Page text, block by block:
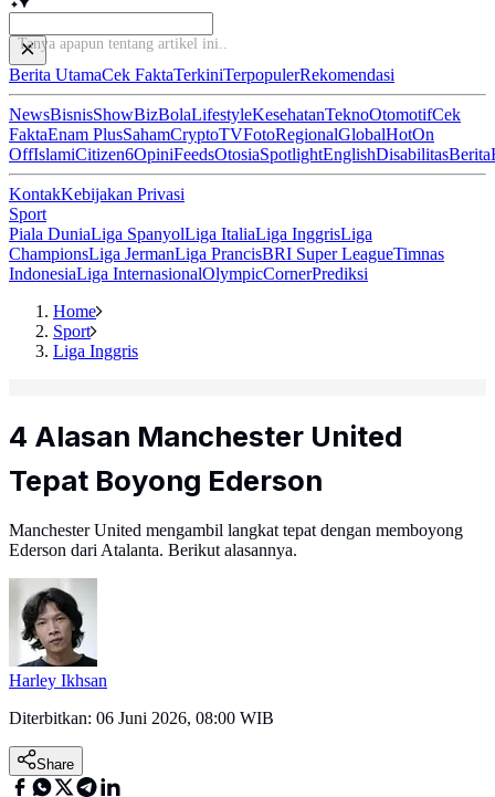
Tanya a
Berita UtamaCek FaktaTerkiniTerpopulerRekomendasi
NewsBisnisShowBizBolaLifestyleKesehatanTeknoOtomotifCek
FaktaEnam PlusSahamCryptoTVFotoRegionalGlobalHotOn
OffIslamiCitizen6OpiniFeedsOtosiaSpotlightEnglishDisabilitasBerita
KontakKebijakan Privasi
Sport
Piala DuniaLiga SpanyolLiga ItaliaLiga InggrisLiga
ChampionsLiga JermanLiga PrancisBRI Super LeagueTimnas
IndonesiaLiga InternasionalOlympicCornerPrediksi
Home
Sport
Liga Inggris
4 Alasan Manchester United
Tepat Boyong Ederson
Manchester United mengambil langkat tepat dengan memboyong
Ederson dari Atalanta. Berikut alasannya.
Harley Ikhsan
Diterbitkan: 06 Juni 2026, 08:00 WIB
Share